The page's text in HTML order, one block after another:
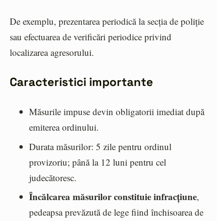
De exemplu, prezentarea periodică la secția de poliție
sau efectuarea de verificări periodice privind
localizarea agresorului.
Caracteristici importante
Măsurile impuse devin obligatorii imediat după
emiterea ordinului.
Durata măsurilor: 5 zile pentru ordinul
provizoriu; până la 12 luni pentru cel
judecătoresc.
Încălcarea măsurilor constituie infracțiune,
pedeapsa prevăzută de lege fiind închisoarea de